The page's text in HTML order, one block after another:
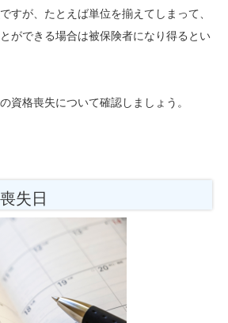
すが、たとえば単位を揃えてしまって、
ができる場合は被保険者になり得るとい
資格喪失について確認しましょう。
失日